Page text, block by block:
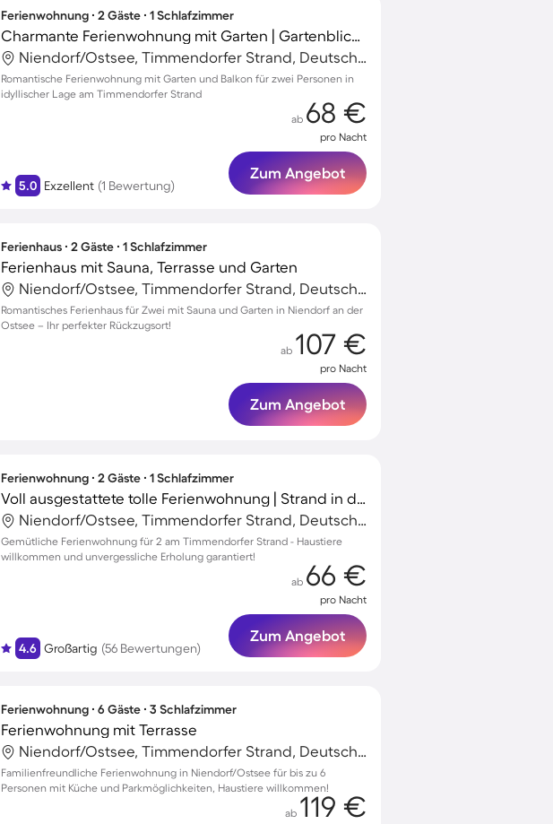
Ferienwohnung ∙ 2 Gäste ∙ 1 Schlafzimmer
Charmante Ferienwohnung mit Garten | Gartenblick | Nah am Strand
Niendorf/Ostsee, Timmendorfer Strand, Deutschland
Romantische Ferienwohnung mit Garten und Balkon für zwei Personen in
idyllischer Lage am Timmendorfer Strand
5.0 Exzellent (1 Bewertung)
ab 68 €
pro Nacht
Zum Angebot
Ferienhaus ∙ 2 Gäste ∙ 1 Schlafzimmer
Ferienhaus mit Sauna, Terrasse und Garten
Niendorf/Ostsee, Timmendorfer Strand, Deutschland
Romantisches Ferienhaus für Zwei mit Sauna und Garten in Niendorf an der
Ostsee – Ihr perfekter Rückzugsort!
ab 107 €
pro Nacht
Zum Angebot
Ferienwohnung ∙ 2 Gäste ∙ 1 Schlafzimmer
Voll ausgestattete tolle Ferienwohnung | Strand in der Nähe | Hunde erlaubt
Niendorf/Ostsee, Timmendorfer Strand, Deutschland
Gemütliche Ferienwohnung für 2 am Timmendorfer Strand - Haustiere
willkommen und unvergessliche Erholung garantiert!
4.6 Großartig (56 Bewertungen)
ab 66 €
pro Nacht
Zum Angebot
Ferienwohnung ∙ 6 Gäste ∙ 3 Schlafzimmer
Ferienwohnung mit Terrasse
Niendorf/Ostsee, Timmendorfer Strand, Deutschland
Familienfreundliche Ferienwohnung in Niendorf/Ostsee für bis zu 6
Personen mit Küche und Parkmöglichkeiten, Haustiere willkommen!
ab 119 €